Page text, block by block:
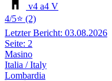
v4 a4 V
4/5⭐ (2)
Letzter Bericht: 03.08.2026
Seite: 2
Masino
Italia / Italy
Lombardia